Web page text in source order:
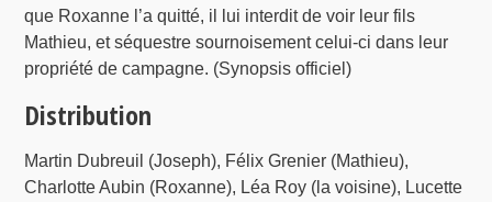
que Roxanne l’a quitté, il lui interdit de voir leur fils
Mathieu, et séquestre sournoisement celui-ci dans leur
propriété de campagne. (Synopsis officiel)
Distribution
Martin Dubreuil (Joseph), Félix Grenier (Mathieu),
Charlotte Aubin (Roxanne), Léa Roy (la voisine), Lucette